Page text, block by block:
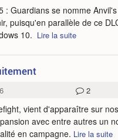
: Guardians se nomme
puisqu'en parallèle de ce
10. Lire la suite
2
vient d'apparaître sur nos
avec entre autres un
en campagne. Lire la suite